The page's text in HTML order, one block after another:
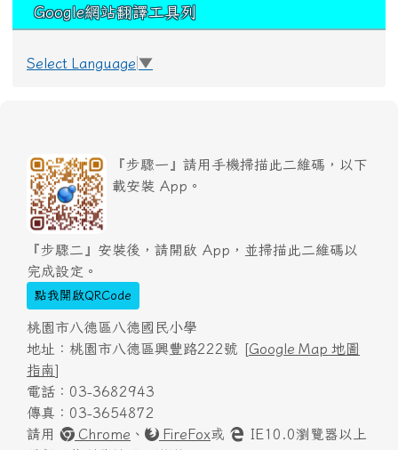
Google網站翻譯工具列
Select Language ▼
『步驟一』請用手機掃描此二維碼，以下
載安裝 App。
『步驟二』安裝後，請開啟 App，並掃描此二維碼以
完成設定。
點我開啟QRCode
桃園市八德區八德國民小學
地址：桃園市八德區興豐路222號 [Google Map 地圖
指南]
電話：03-3682943
傳真：03-3654872
請用
Chrome 、 FireFox或
IE10.0瀏覽器以上